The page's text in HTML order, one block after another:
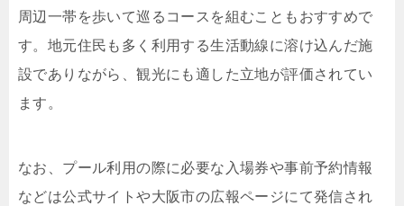
周辺一帯を歩いて巡るコースを組むこともおすすめで
す。地元住民も多く利用する生活動線に溶け込んだ施
設でありながら、観光にも適した立地が評価されてい
ます。
なお、プール利用の際に必要な入場券や事前予約情報
などは公式サイトや大阪市の広報ページにて発信され